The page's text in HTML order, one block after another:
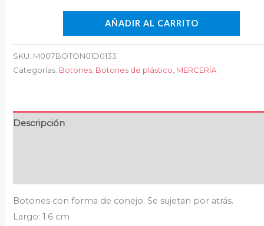
AÑADIR AL CARRITO
SKU: M007BOTON01D0133
Categorías: Botones Botones de plástico MERCERÍA
Descripción
Botones con forma de conejo. Se sujetan por atrás.
Largo: 1.6 cm